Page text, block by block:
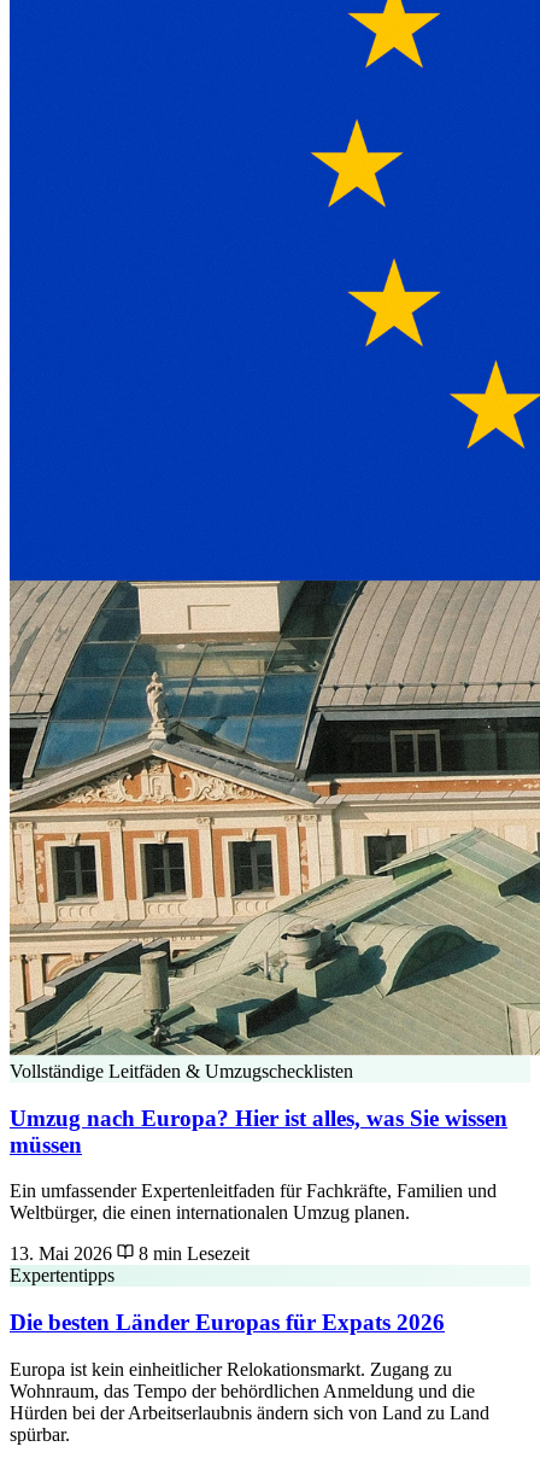
Vollständige Leitfäden & Umzugschecklisten
Umzug nach Europa? Hier ist alles, was Sie wissen
müssen
Ein umfassender Expertenleitfaden für Fachkräfte, Familien und
Weltbürger, die einen internationalen Umzug planen.
13. Mai 2026
8 min Lesezeit
Expertentipps
Die besten Länder Europas für Expats 2026
Europa ist kein einheitlicher Relokationsmarkt. Zugang zu
Wohnraum, das Tempo der behördlichen Anmeldung und die
Hürden bei der Arbeitserlaubnis ändern sich von Land zu Land
spürbar.